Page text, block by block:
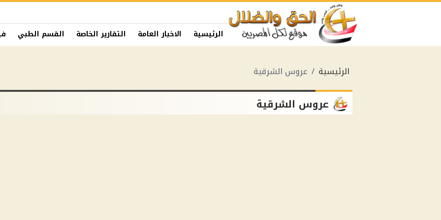
الرئيسية الاخبار العامة التقارير الخاصة القسم الطبي
الرئيسية عروس الشرقية
عروس الشرقية